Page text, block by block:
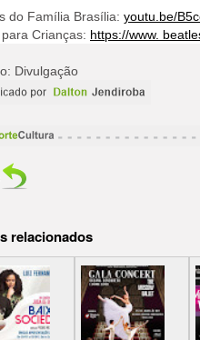
do Família Brasília: youtu.be/
Crianças: https://www.
Divulgação
relacionados